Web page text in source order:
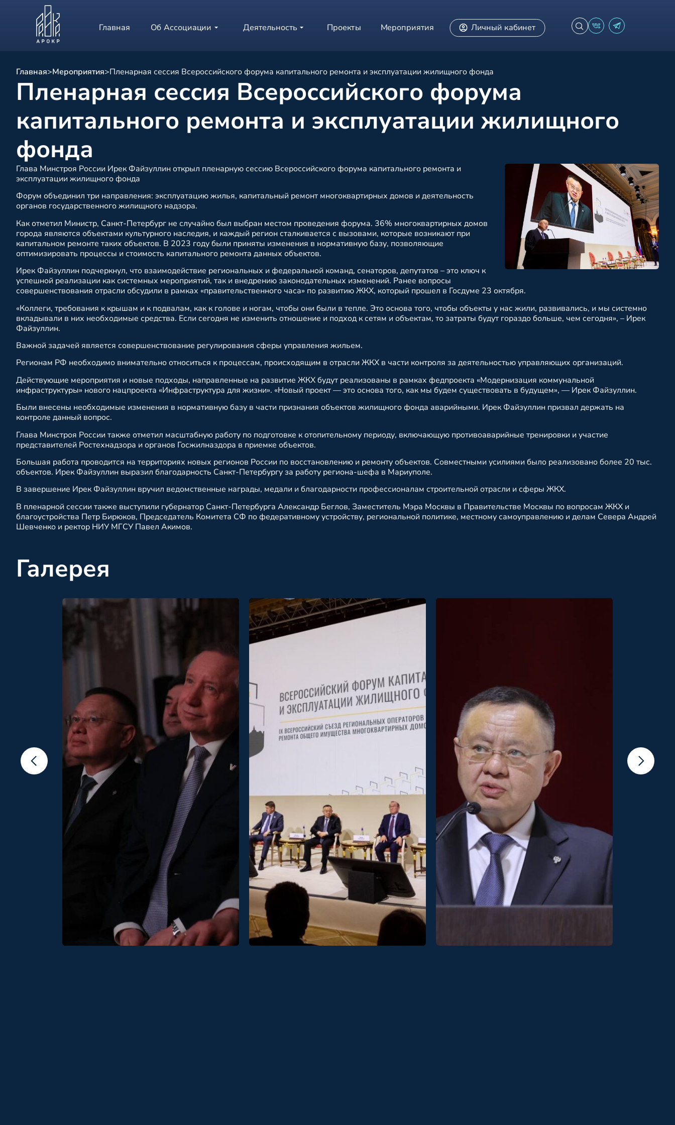
Главная Об Ассоциации Деятельность Проекты Мероприятия Личный кабинет
Главная>Мероприятия>Пленарная сессия Всероссийского форума капитального ремонта и эксплуатации жилищного фонда
Пленарная сессия Всероссийского форума
капитального ремонта и эксплуатации жилищного
фонда
Глава Минстроя России Ирек Файзуллин открыл пленарную сессию Всероссийского форума капитального ремонта и
эксплуатации жилищного фонда
Форум объединил три направления: эксплуатацию жилья, капитальный ремонт многоквартирных домов и деятельность
органов государственного жилищного надзора.
Как отметил Министр, Санкт-Петербург не случайно был выбран местом проведения форума. 36% многоквартирных домов
города являются объектами культурного наследия, и каждый регион сталкивается с вызовами, которые возникают при
капитальном ремонте таких объектов. В 2023 году были приняты изменения в нормативную базу, позволяющие
оптимизировать процессы и стоимость капитального ремонта данных объектов.
Ирек Файзуллин подчеркнул, что взаимодействие региональных и федеральной команд, сенаторов, депутатов – это ключ к
успешной реализации как системных мероприятий, так и внедрению законодательных изменений. Ранее вопросы
совершенствования отрасли обсудили в рамках «правительственного часа» по развитию ЖКХ, который прошел в Госдуме 23 октября.
«Коллеги, требования к крышам и к подвалам, как к голове и ногам, чтобы они были в тепле. Это основа того, чтобы объекты у нас жили, развивались, и мы системно
вкладывали в них необходимые средства. Если сегодня не изменить отношение и подход к сетям и объектам, то затраты будут гораздо больше, чем сегодня», – Ирек
Файзуллин.
Важной задачей является совершенствование регулирования сферы управления жильем.
Регионам РФ необходимо внимательно относиться к процессам, происходящим в отрасли ЖКХ в части контроля за деятельностью управляющих организаций.
Действующие мероприятия и новые подходы, направленные на развитие ЖКХ будут реализованы в рамках федпроекта «Модернизация коммунальной
инфраструктуры» нового нацпроекта «Инфраструктура для жизни». «Новый проект — это основа того, как мы будем существовать в будущем», — Ирек Файзуллин.
Были внесены необходимые изменения в нормативную базу в части признания объектов жилищного фонда аварийными. Ирек Файзуллин призвал держать на
контроле данный вопрос.
Глава Минстроя России также отметил масштабную работу по подготовке к отопительному периоду, включающую противоаварийные тренировки и участие
представителей Ростехнадзора и органов Госжилназдора в приемке объектов.
Большая работа проводится на территориях новых регионов России по восстановлению и ремонту объектов. Совместными усилиями было реализовано более 20 тыс.
объектов. Ирек Файзуллин выразил благодарность Санкт-Петербургу за работу региона-шефа в Мариуполе.
В завершение Ирек Файзуллин вручил ведомственные награды, медали и благодарности профессионалам строительной отрасли и сферы ЖКХ.
В пленарной сессии также выступили губернатор Санкт-Петербурга Александр Беглов, Заместитель Мэра Москвы в Правительстве Москвы по вопросам ЖКХ и
благоустройства Петр Бирюков, Председатель Комитета СФ по федеративному устройству, региональной политике, местному самоуправлению и делам Севера Андрей
Шевченко и ректор НИУ МГСУ Павел Акимов.
Галерея